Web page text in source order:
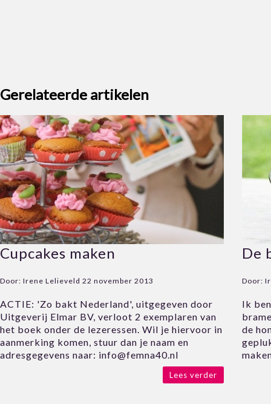
Gerelateerde artikelen
Cupcakes maken
Door: Irene Lelieveld 22 november 2013
ACTIE: 'Zo bakt Nederland', uitgegeven door
Uitgeverij Elmar BV, verloot 2 exemplaren van
het boek onder de lezeressen. Wil je hiervoor in
aanmerking komen, stuur dan je naam en
adresgegevens naar: info@femna40.nl
Lees verder
De
Door:
Ik
de